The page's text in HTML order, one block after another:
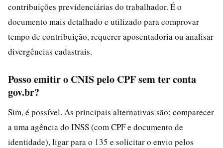
contribuições previdenciárias do trabalhador. É o
documento mais detalhado e utilizado para comprovar
tempo de contribuição, requerer aposentadoria ou analisar
divergências cadastrais.
Posso emitir o CNIS pelo CPF sem ter conta
gov.br?
Sim, é possível. As principais alternativas são: comparecer
a uma agência do INSS (com CPF e documento de
identidade), ligar para o 135 e solicitar o envio pelos